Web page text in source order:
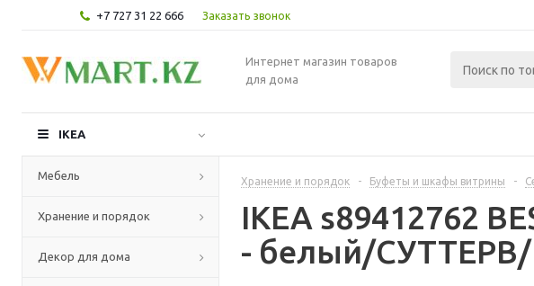
+7 727 31 22 666 Заказать звонок
Интернет магазин товаров
для дома
IKEA
Мебель
Хранение и порядок
Декор для дома
Хранение и порядок - Буфеты и шкафы витрины -
IKEA s89412762
- белый/